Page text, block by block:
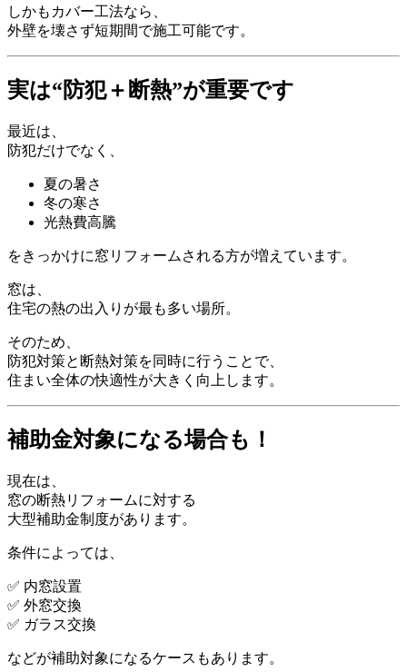
しかもカバー工法なら、
外壁を壊さず短期間で施工可能です。
実は“防犯＋断熱”が重要です
最近は、
防犯だけでなく、
夏の暑さ
冬の寒さ
光熱費高騰
をきっかけに窓リフォームされる方が増えています。
窓は、
住宅の熱の出入りが最も多い場所。
そのため、
防犯対策と断熱対策を同時に行うことで、
住まい全体の快適性が大きく向上します。
補助金対象になる場合も！
現在は、
窓の断熱リフォームに対する
大型補助金制度があります。
条件によっては、
✅ 内窓設置
✅ 外窓交換
✅ ガラス交換
などが補助対象になるケースもあります。